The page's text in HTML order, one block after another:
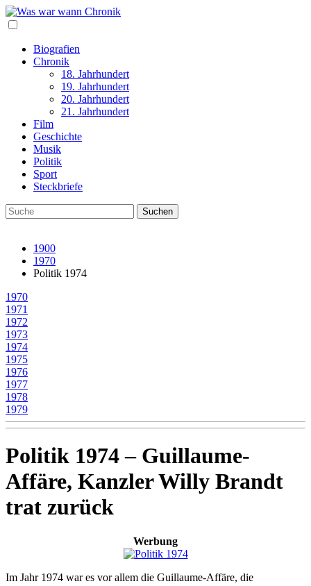
Biografien
Chronik
18. Jahrhundert
19. Jahrhundert
20. Jahrhundert
21. Jahrhundert
Film
Geschichte
Musik
Politik
Sport
Steckbriefe
1900
1970
Politik 1974
1970
1971
1972
1973
1974
1975
1976
1977
1978
1979
Politik 1974 – Guillaume-
Affäre, Kanzler Willy Brandt
trat zurück
Werbung
Im Jahr 1974 war es vor allem die Guillaume-Affäre, die